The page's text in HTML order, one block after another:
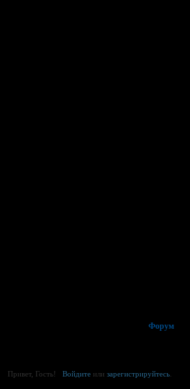
Форум
Привет, Гость! Войдитеили зарегистрируйтесь.